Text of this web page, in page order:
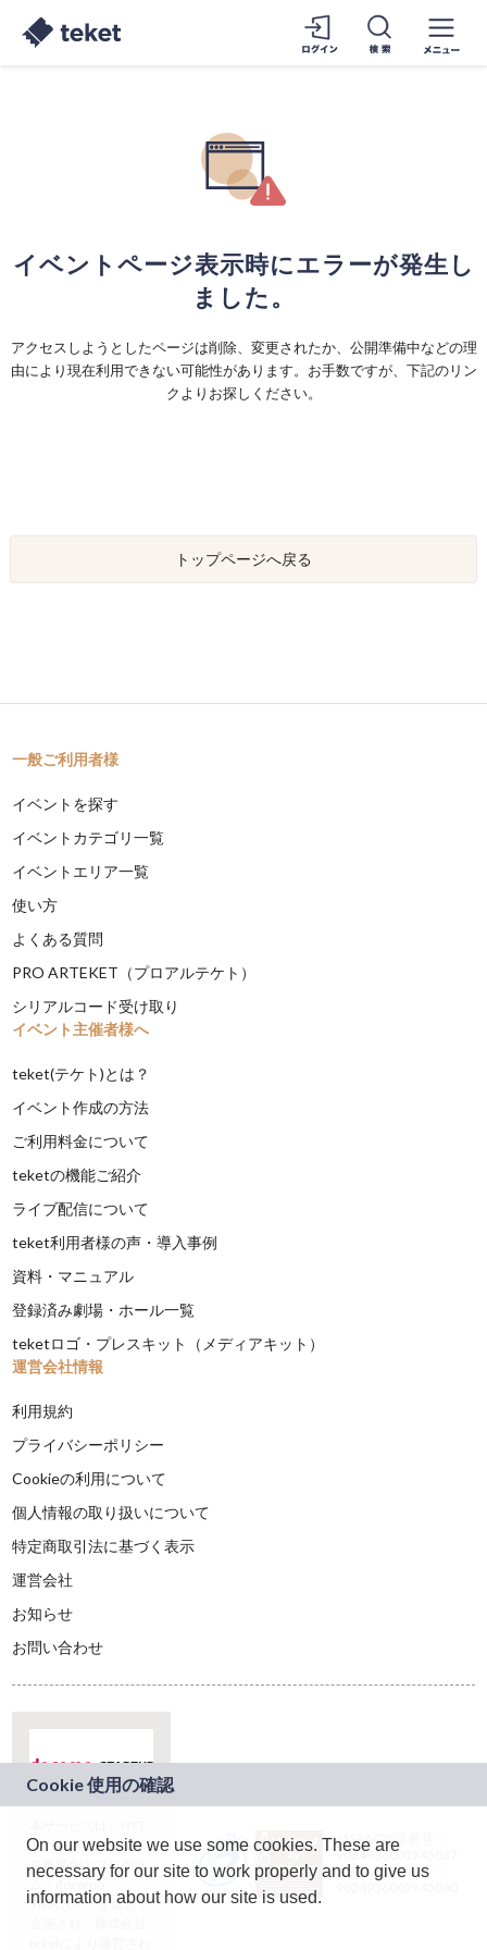
イベントページ表示時にエラーが発生し
ました。
アクセスしようとしたページは削除、変更されたか、公開準備中などの理
由により現在利用できない可能性があります。お手数ですが、下記のリン
クよりお探しください。
トップページへ戻る
一般ご利用者様
イベントを探す
イベントカテゴリ一覧
イベントエリア一覧
使い方
よくある質問
PRO ARTEKET（プロアルテケト）
シリアルコード受け取り
イベント主催者様へ
teket(テケト)とは？
イベント作成の方法
ご利用料金について
teketの機能ご紹介
ライブ配信について
teket利用者様の声・導入事例
資料・マニュアル
登録済み劇場・ホール一覧
teketロゴ・プレスキット（メディアキット）
運営会社情報
利用規約
プライバシーポリシー
Cookieの利用について
個人情報の取り扱いについて
特定商取引法に基づく表示
運営会社
お知らせ
お問い合わせ
ドコモグループの新
規事業創出プログラ
ム「docomo
STARTUP」を通じて
JASRAC許諾番号：
9024936001Y45037
JASRAC許諾番号：
On our website we use some cookies. These are
necessary for our site to work properly and to give us
information about how our site is used.